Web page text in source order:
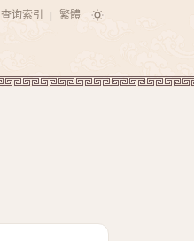
查询索引 繁體